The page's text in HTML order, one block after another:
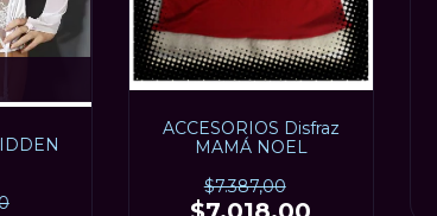
ACCESORIOS Disfraz
MAMÁ NOEL
$7.387,00